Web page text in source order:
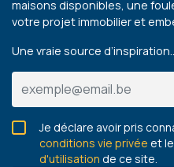
maisons disponibles, une
votre projet immobilier et
Une vraie source d’inspiration…
Je déclare avoir pris
conditions vie privée et
d'utilisation de ce site.